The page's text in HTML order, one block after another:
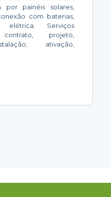
por painéis solares,
com baterias,
Serviços
contrato, projeto,
ativação,